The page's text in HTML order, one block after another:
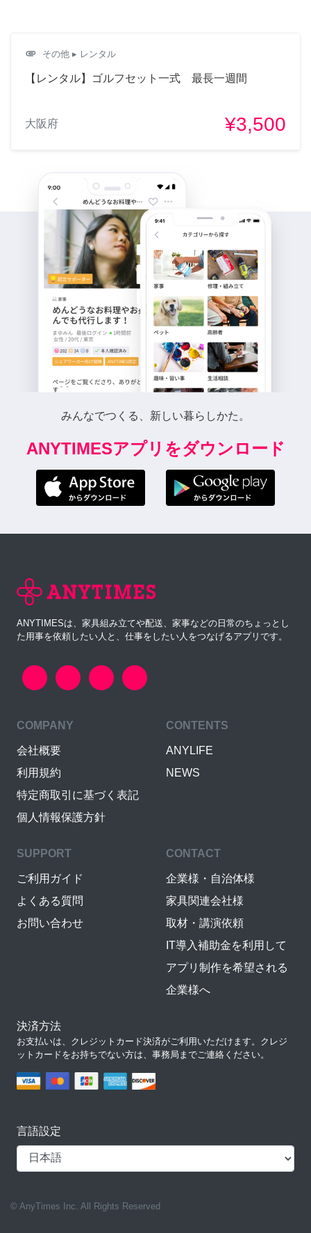
attachment その他 ▸ レンタル
【レンタル】ゴルフセット一式 最長一週間
大阪府 ¥3,500
みんなでつくる、新しい暮らしかた。
ANYTIMESアプリをダウンロード
ANYTIMESは、家具組み立てや配送、家事などの日常のちょっとし
た用事を依頼したい人と、仕事をしたい人をつなげるアプリです。
COMPANY
会社概要
利用規約
特定商取引に基づく表記
個人情報保護方針
CONTENTS
ANYLIFE
NEWS
SUPPORT
ご利用ガイド
よくある質問
お問い合わせ
CONTACT
企業様・自治体様
家具関連会社様
取材・講演依頼
IT導入補助金を利用して
アプリ制作を希望される
企業様へ
決済方法
お支払いは、クレジットカード決済がご利用いただけます。クレジ
ットカードをお持ちでない方は、事務局までご連絡ください。
言語設定
© AnyTimes Inc. All Rights Reserved